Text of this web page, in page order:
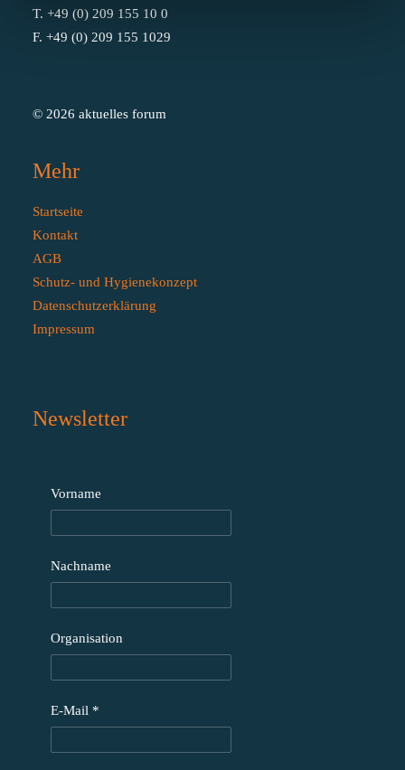
T. +49 (0) 209 155 10 0
F. +49 (0) 209 155 1029
© 2026 aktuelles forum
Mehr
Startseite
Kontakt
AGB
Schutz- und Hygienekonzept
Datenschutzerklärung
Impressum
Newsletter
Vorname
Nachname
Organisation
E-Mail *